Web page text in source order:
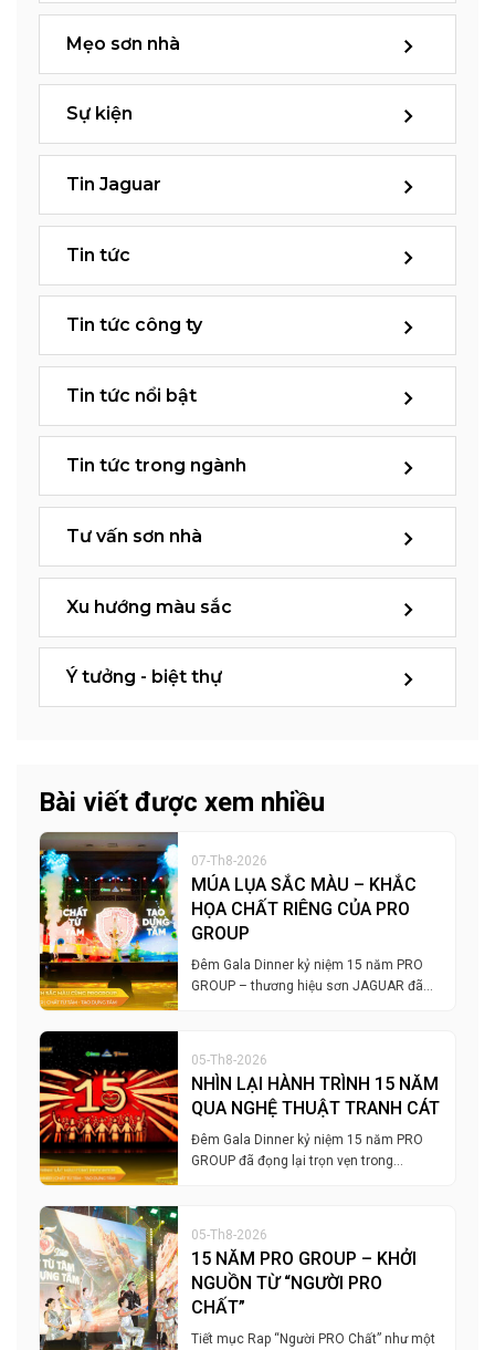
Mẹo sơn nhà
Sự kiện
Tin Jaguar
Tin tức
Tin tức công ty
Tin tức nổi bật
Tin tức trong ngành
Tư vấn sơn nhà
Xu hướng màu sắc
Ý tưởng - biệt thự
Bài viết được xem nhiều
07-Th8-2026
MÚA LỤA SẮC MÀU – KHẮC
HỌA CHẤT RIÊNG CỦA PRO
GROUP
Đêm Gala Dinner kỷ niệm 15 năm PRO
GROUP – thương hiệu sơn JAGUAR đã…
05-Th8-2026
NHÌN LẠI HÀNH TRÌNH 15 NĂM
QUA NGHỆ THUẬT TRANH CÁT
Đêm Gala Dinner kỷ niệm 15 năm PRO
GROUP đã đọng lại trọn vẹn trong…
05-Th8-2026
15 NĂM PRO GROUP – KHỞI
NGUỒN TỪ “NGƯỜI PRO
CHẤT”
Tiết mục Rap “Người PRO Chất” như một